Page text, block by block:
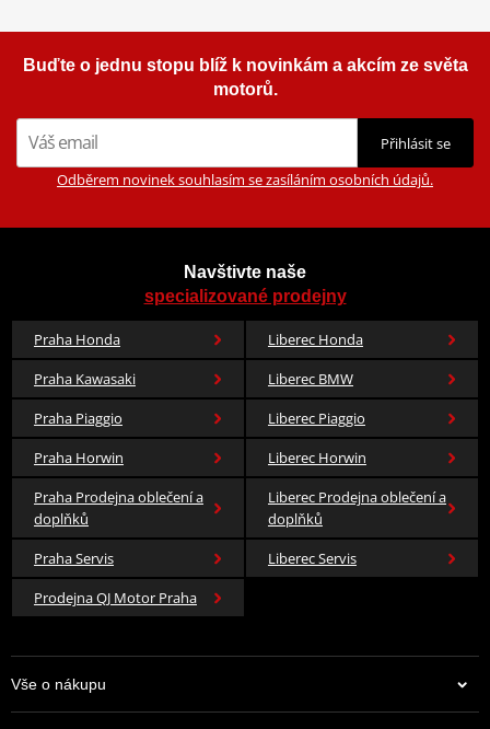
Buďte o jednu stopu blíž k novinkám a akcím ze světa
motorů.
Přihlásit se
Odběrem novinek souhlasím se zasíláním osobních údajů.
Navštivte naše
specializované prodejny
Praha Honda
Liberec Honda
Praha Kawasaki
Liberec BMW
Praha Piaggio
Liberec Piaggio
Praha Horwin
Liberec Horwin
Praha Prodejna oblečení a
doplňků
Liberec Prodejna oblečení a
doplňků
Praha Servis
Liberec Servis
Prodejna QJ Motor Praha
Vše o nákupu